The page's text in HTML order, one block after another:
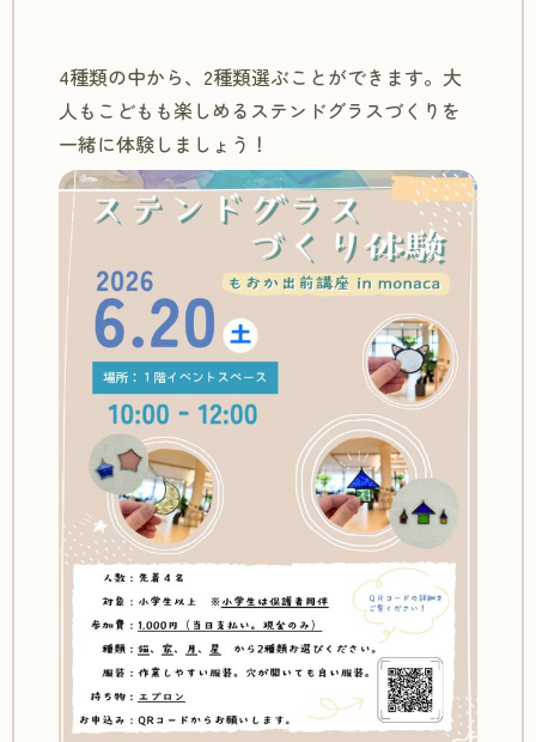
4種類の中から、2種類選ぶことができます。大
人もこどもも楽しめるステンドグラスづくりを
一緒に体験しましょう！